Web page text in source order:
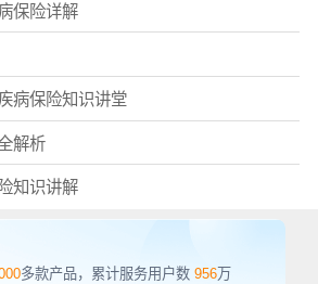
保险详解
病保险知识讲堂
解析
知识讲解
多款产品，累计服务用户数 956万